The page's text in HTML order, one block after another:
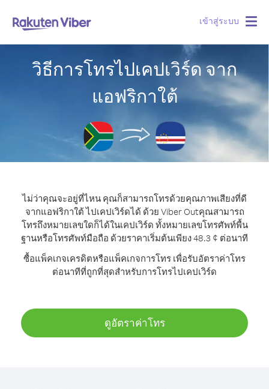
เข้าสู่ระบบ
วิธีการโทรไปเคปเวิร์ด จาก
แอฟริกาใต้
ไม่ว่าคุณจะอยู่ที่ไหน คุณก็สามารถโทรด้วยคุณภาพเสียงที่ดี
จากแอฟริกาใต้ ไปเคปเวิร์ดได้ ด้วย Viber Outคุณสามารถ
โทรถึงหมายเลขใดก็ได้ในเคปเวิร์ด ทั้งหมายเลขโทรศัพท์พื้น
ฐานหรือโทรศัพท์มือถือ ด้วยราคาเริ่มต้นเพียง 48.3 ¢ ต่อนาที
ซื้อแพ็คเกจเครดิตหรือแพ็คเกจการโทร เพื่อรับอัตราค่าโทร
ต่อนาทีที่ถูกที่สุดสำหรับการโทรไปเคปเวิร์ด
ดูอัตราค่าโทร